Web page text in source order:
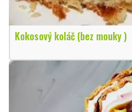
Kokosový koláč (bez mouky )